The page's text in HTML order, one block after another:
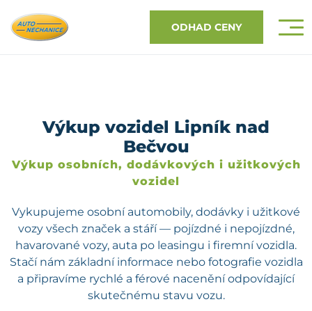
ODHAD CENY
Výkup vozidel Lipník nad
Bečvou
Výkup osobních, dodávkových i užitkových
vozidel
Vykupujeme osobní automobily, dodávky i užitkové
vozy všech značek a stáří — pojízdné i nepojízdné,
havarované vozy, auta po leasingu i firemní vozidla.
Stačí nám základní informace nebo fotografie vozidla
a připravíme rychlé a férové nacenění odpovídající
skutečnému stavu vozu.